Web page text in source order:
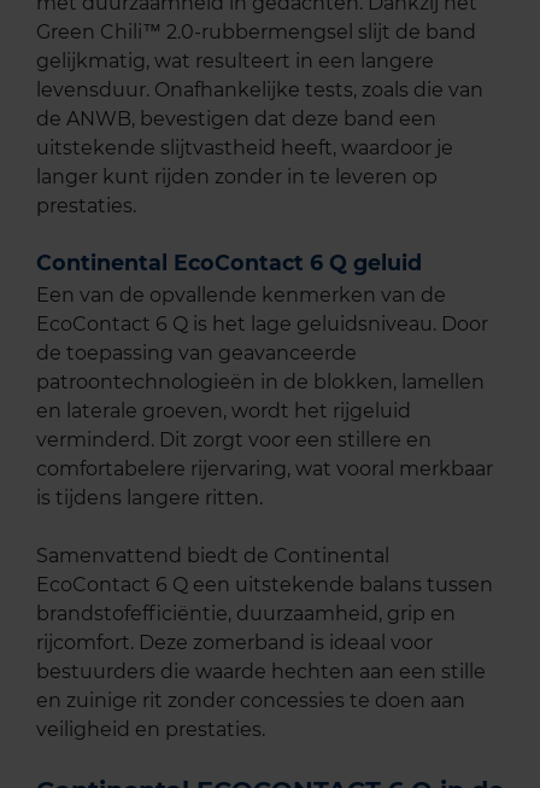
Green Chili™ 2.0-rubbermengsel slijt de band
gelijkmatig, wat resulteert in een langere
levensduur. Onafhankelijke tests, zoals die van
de ANWB, bevestigen dat deze band een
uitstekende slijtvastheid heeft, waardoor je
langer kunt rijden zonder in te leveren op
prestaties.
Continental EcoContact 6 Q geluid
Een van de opvallende kenmerken van de
EcoContact 6 Q is het lage geluidsniveau. Door
de toepassing van geavanceerde
patroontechnologieën in de blokken, lamellen
en laterale groeven, wordt het rijgeluid
verminderd. Dit zorgt voor een stillere en
comfortabelere rijervaring, wat vooral merkbaar
is tijdens langere ritten.
Samenvattend biedt de Continental
EcoContact 6 Q een uitstekende balans tussen
brandstofefficiëntie, duurzaamheid, grip en
rijcomfort. Deze zomerband is ideaal voor
bestuurders die waarde hechten aan een stille
en zuinige rit zonder concessies te doen aan
veiligheid en prestaties.